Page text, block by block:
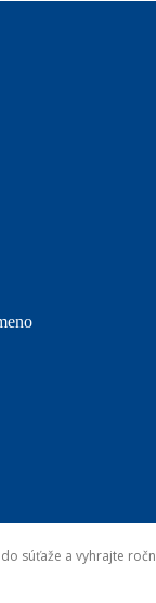
súťaže a vyhrajte